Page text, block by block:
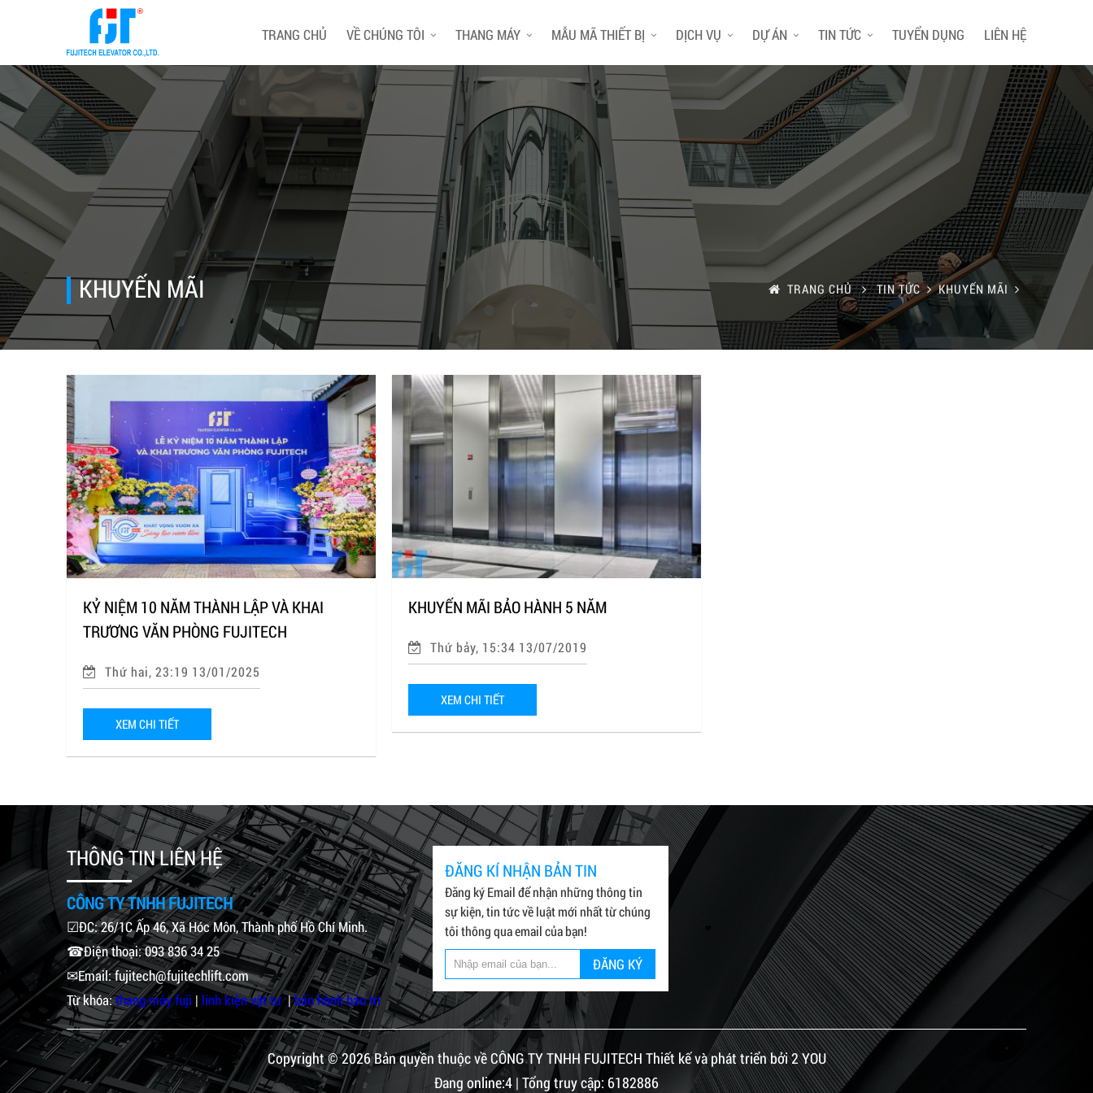
TRANG CHỦ VỀ CHÚNG TÔI THANG MÁY MẪU MÃ THIẾT BỊ DỊCH VỤ DỰ ÁN TIN TỨC TUYỂN DỤNG LIÊN HỆ
KHUYẾN MÃI TRANG CHỦ TIN TỨC KHUYẾN MÃI
KỶ NIỆM 10 NĂM THÀNH LẬP VÀ KHAI
TRƯƠNG VĂN PHÒNG FUJITECH
Thứ hai, 23:19 13/01/2025
XEM CHI TIẾT
KHUYẾN MÃI BẢO HÀNH 5 NĂM
Thứ bảy, 15:34 13/07/2019
XEM CHI TIẾT
THÔNG TIN LIÊN HỆ
CÔNG TY TNHH FUJITECH
☑ĐC: 26/1C Ấp 46, Xã Hóc Môn, Thành phố Hồ Chí Minh.
☎Điện thoại: 093 836 34 25
✉Email: fujitech@fujitechlift.com
Từ khóa:thang máy fuji | linh kiện vật tư|bảo hành bảo trì
ĐĂNG KÍ NHẬN BẢN TIN
Đăng ký Email để nhận những thông tin
sự kiện, tin tức về luật mới nhất từ chúng
tôi thông qua email của bạn!
ĐĂNG KÝ
Copyright © 2026 Bản quyền thuộc về CÔNG TY TNHH FUJITECH Thiết kế và phát triển bởi 2 YOU
Đang online:4 | Tổng truy cập: 6182886